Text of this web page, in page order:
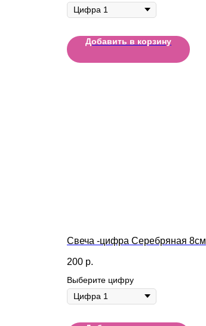
Добавить в корзину
Свеча -цифра Серебряная 8см
200 р.
Выберите цифру